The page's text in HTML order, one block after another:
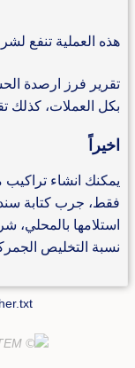
هذه العملية تنفع
تقرير فرز ارصدة
بكل العملات، كذلك
اخيراً
يمكنك انشاء تراكيب
فقط، جرب كتابة
استلامها بالمحلي،
نسبة التخليص